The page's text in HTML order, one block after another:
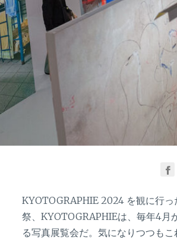
KYOTOGRAPHIE 2024 を観に行
祭、KYOTOGRAPHIEは、毎年4月
る写真展覧会だ。気になりつつも